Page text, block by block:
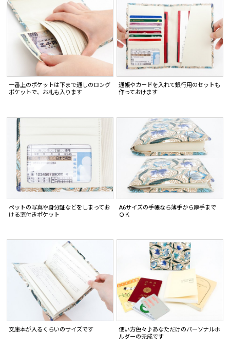
一番上のポケットは下まで通しのロング
ポケットで、お札も入ります
通帳やカードを入れて銀行用のセットも
作っておけます
ペットの写真や身分証などをしまってお
ける窓付きポケット
A6サイズの手帳なら薄手から厚手まで
ＯＫ
文庫本が入るくらいのサイズです
使い方色々♪あなただけのパーソナルホ
ルダーの完成です